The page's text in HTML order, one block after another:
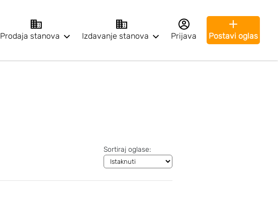
Prodaja stanova Izdavanje stanova Prijava Postavi oglas
Sortiraj oglase: